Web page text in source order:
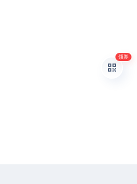
领券